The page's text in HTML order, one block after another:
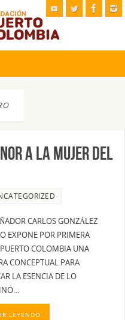
A LA MUJER DEL
CARLOS GONZÁLEZ
EXPONE POR PRIMERA
COLOMBIA UNA
CONCEPTUAL PARA
LA ESENCIA DE LO
LEYENDO